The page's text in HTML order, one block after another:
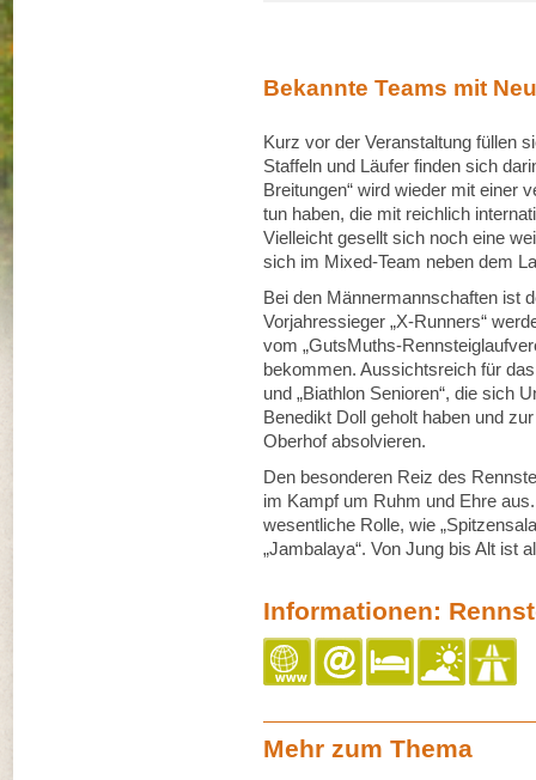
Bekannte Teams mit
Kurz vor der Veranstaltung füllen
Staffeln und Läufer finden sich
Breitungen“ wird wieder mit einer
tun haben, die mit reichlich
Vielleicht gesellt sich noch eine
sich im Mixed-Team neben dem
Bei den Männermannschaften ist
Vorjahressieger „X-Runners“
vom „GutsMuths-
bekommen. Aussichtsreich für
und „Biathlon Senioren“, die sich
Benedikt Doll geholt haben und
Oberhof absolvieren.
Den besonderen Reiz des
im Kampf um Ruhm und Ehre
wesentliche Rolle, wie
„Jambalaya“. Von Jung bis Alt ist
Informationen:
Mehr zum Thema